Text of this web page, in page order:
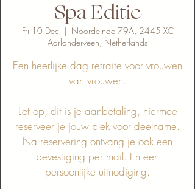
Spa Editie
Fri 10 Dec
  |
Noordeinde 79A, 2445 XC
Aarlanderveen, Netherlands
Een heerlijke dag retraite voor vrouwen
van vrouwen.
Let op, dit is je aanbetaling, hiermee
reserveer je jouw plek voor deelname.
Na reservering ontvang je ook een
bevestiging per mail. En een
persoonlijke uitnodiging.